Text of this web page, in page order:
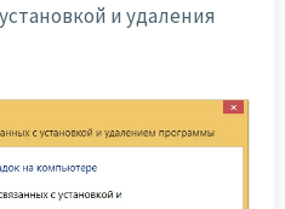
и удаления